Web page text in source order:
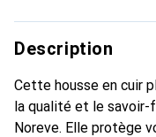
Description
Cette housse en cuir
la qualité et le savoir-
Noreve. Elle protège